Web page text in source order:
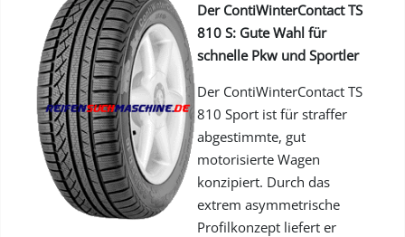
Der ContiWinterContact TS
810 S: Gute Wahl für
schnelle Pkw und Sportler
Der ContiWinterContact TS
810 Sport ist für straffer
abgestimmte, gut
motorisierte Wagen
konzipiert. Durch das
extrem asymmetrische
Profilkonzept liefert er